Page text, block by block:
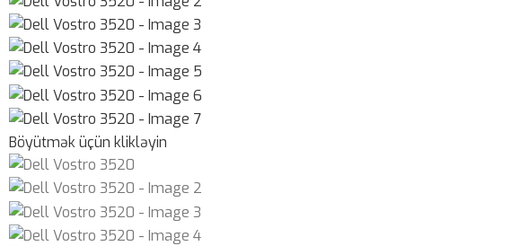
Böyütmək üçün klikləyin